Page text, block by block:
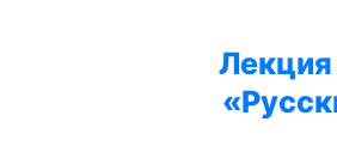
Лекция